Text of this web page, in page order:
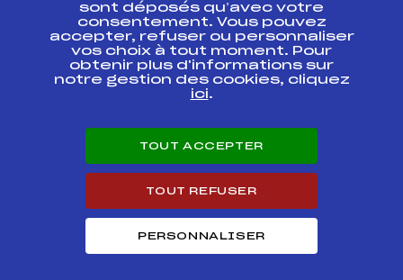
Antidopage
Pôle Développement, Formation, Suivi
Scientifique
Listes ministérielles
Pôle vie de l’athlète
Enseignement professionnel
Carrières
sont déposés qu’avec votre
consentement. Vous pouvez
accepter, refuser ou personnaliser
vos choix à tout moment. Pour
obtenir plus d'informations sur
notre gestion des cookies, cliquez
ici.
TOUT ACCEPTER
TOUT REFUSER
PERSONNALISER